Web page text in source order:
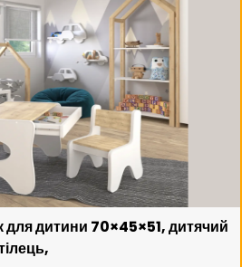
для дитини 70×45×51, дитячий